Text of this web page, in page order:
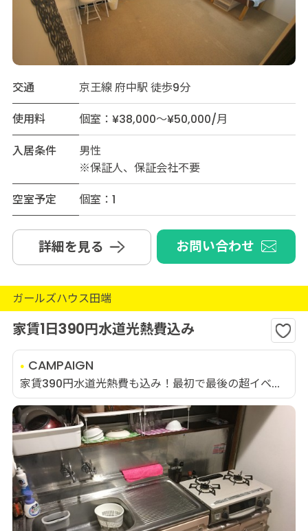
交通
京王線 府中駅 徒歩9分
使用料
個室：¥38,000～¥50,000/月
入居条件
男性
※保証人、保証会社不要
空室予定
個室：1
詳細を見る お問い合わせ
ガールズハウス田端
家賃1日390円水道光熱費込み
CAMPAIGN
家賃390円水道光熱費も込み！最初で最後の超イベ...